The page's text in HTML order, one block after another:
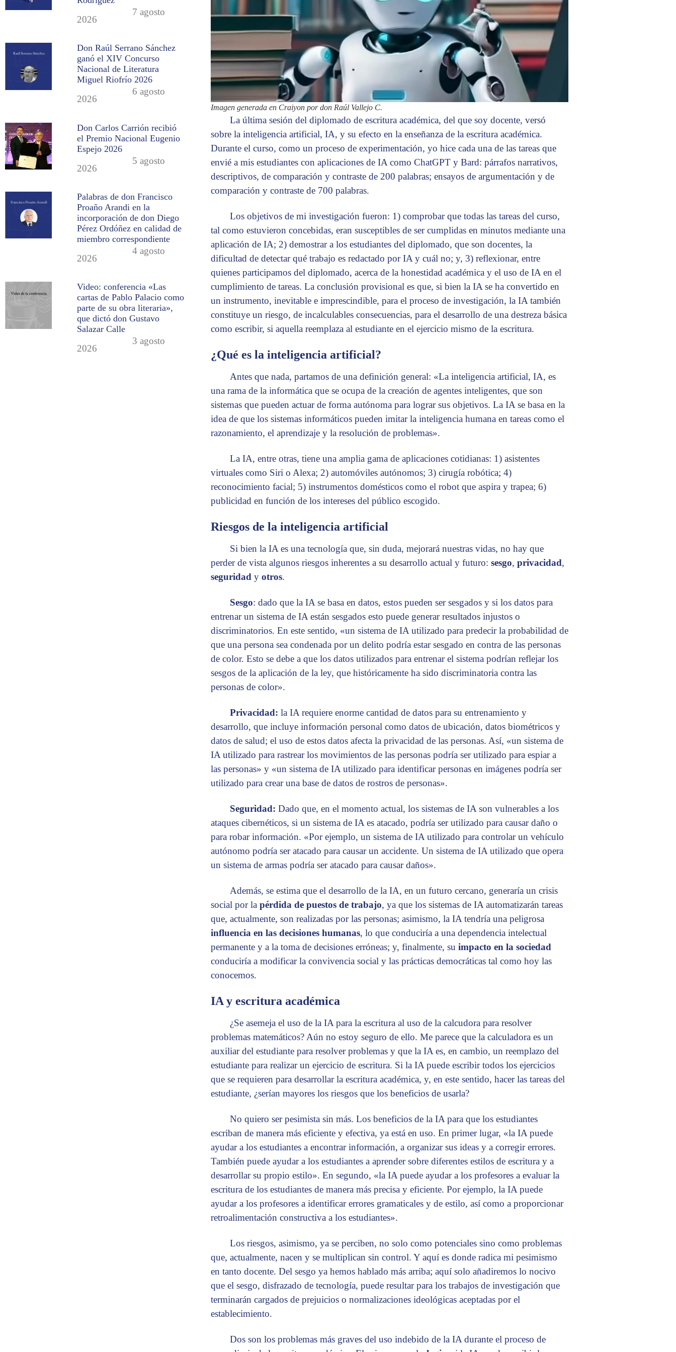
7 agosto
2026
Don Raúl Serrano Sánchez
ganó el XIV Concurso
Nacional de Literatura
Miguel Riofrío 2026
6 agosto
2026
Don Carlos Carrión recibió
el Premio Nacional Eugenio
Espejo 2026
5 agosto
2026
Palabras de don Francisco
Proaño Arandi en la
incorporación de don Diego
Pérez Ordóñez en calidad de
miembro correspondiente
4 agosto
2026
Video: conferencia «Las
cartas de Pablo Palacio como
parte de su obra literaria»,
que dictó don Gustavo
Salazar Calle
3 agosto
2026
Imagen generada en Craiyon por don Raúl Vallejo C.
La última sesión del diplomado de escritura académica, del que soy docente, versó
sobre la inteligencia artificial, IA, y su efecto en la enseñanza de la escritura académica.
Durante el curso, como un proceso de experimentación, yo hice cada una de las tareas que
envié a mis estudiantes con aplicaciones de IA como ChatGPT y Bard: párrafos narrativos,
descriptivos, de comparación y contraste de 200 palabras; ensayos de argumentación y de
comparación y contraste de 700 palabras.
Los objetivos de mi investigación fueron: 1) comprobar que todas las tareas del curso,
tal como estuvieron concebidas, eran susceptibles de ser cumplidas en minutos mediante una
aplicación de IA; 2) demostrar a los estudiantes del diplomado, que son docentes, la
dificultad de detectar qué trabajo es redactado por IA y cuál no; y, 3) reflexionar, entre
quienes participamos del diplomado, acerca de la honestidad académica y el uso de IA en el
cumplimiento de tareas. La conclusión provisional es que, si bien la IA se ha convertido en
un instrumento, inevitable e imprescindible, para el proceso de investigación, la IA también
constituye un riesgo, de incalculables consecuencias, para el desarrollo de una destreza básica
como escribir, si aquella reemplaza al estudiante en el ejercicio mismo de la escritura.
¿Qué es la inteligencia artificial?
Antes que nada, partamos de una definición general: «La inteligencia artificial, IA, es
una rama de la informática que se ocupa de la creación de agentes inteligentes, que son
sistemas que pueden actuar de forma autónoma para lograr sus objetivos. La IA se basa en la
idea de que los sistemas informáticos pueden imitar la inteligencia humana en tareas como el
razonamiento, el aprendizaje y la resolución de problemas».
La IA, entre otras, tiene una amplia gama de aplicaciones cotidianas: 1) asistentes
virtuales como Siri o Alexa; 2) automóviles autónomos; 3) cirugía robótica; 4)
reconocimiento facial; 5) instrumentos domésticos como el robot que aspira y trapea; 6)
publicidad en función de los intereses del público escogido.
Riesgos de la inteligencia artificial
Si bien la IA es una tecnología que, sin duda, mejorará nuestras vidas, no hay que
perder de vista algunos riesgos inherentes a su desarrollo actual y futuro: sesgo, privacidad,
seguridad y otros.
Sesgo: dado que la IA se basa en datos, estos pueden ser sesgados y si los datos para
entrenar un sistema de IA están sesgados esto puede generar resultados injustos o
discriminatorios. En este sentido, «un sistema de IA utilizado para predecir la probabilidad de
que una persona sea condenada por un delito podría estar sesgado en contra de las personas
de color. Esto se debe a que los datos utilizados para entrenar el sistema podrían reflejar los
sesgos de la aplicación de la ley, que históricamente ha sido discriminatoria contra las
personas de color».
Privacidad:la IA requiere enorme cantidad de datos para su entrenamiento y
desarrollo, que incluye información personal como datos de ubicación, datos biométricos y
datos de salud; el uso de estos datos afecta la privacidad de las personas. Así, «un sistema de
IA utilizado para rastrear los movimientos de las personas podría ser utilizado para espiar a
las personas» y «un sistema de IA utilizado para identificar personas en imágenes podría ser
utilizado para crear una base de datos de rostros de personas».
Seguridad: Dado que, en el momento actual, los sistemas de IA son vulnerables a los
ataques cibernéticos, si un sistema de IA es atacado, podría ser utilizado para causar daño o
para robar información. «Por ejemplo, un sistema de IA utilizado para controlar un vehículo
autónomo podría ser atacado para causar un accidente. Un sistema de IA utilizado que opera
un sistema de armas podría ser atacado para causar daños».
Además, se estima que el desarrollo de la IA, en un futuro cercano, generaría un crisis
social por la pérdida de puestos de trabajo, ya que los sistemas de IA automatizarán tareas
que, actualmente, son realizadas por las personas; asimismo, la IA tendría una peligrosa
influencia en las decisiones humanas, lo que conduciría a una dependencia intelectual
permanente y a la toma de decisiones erróneas; y, finalmente, su impacto en la sociedad
conduciría a modificar la convivencia social y las prácticas democráticas tal como hoy las
conocemos.
IA y escritura académica
¿Se asemeja el uso de la IA para la escritura al uso de la calcudora para resolver
problemas matemáticos? Aún no estoy seguro de ello. Me parece que la calculadora es un
auxiliar del estudiante para resolver problemas y que la IA es, en cambio, un reemplazo del
estudiante para realizar un ejercicio de escritura. Si la IA puede escribir todos los ejercicios
que se requieren para desarrollar la escritura académica, y, en este sentido, hacer las tareas del
estudiante, ¿serían mayores los riesgos que los beneficios de usarla?
No quiero ser pesimista sin más. Los beneficios de la IA para que los estudiantes
escriban de manera más eficiente y efectiva, ya está en uso. En primer lugar, «la IA puede
ayudar a los estudiantes a encontrar información, a organizar sus ideas y a corregir errores.
También puede ayudar a los estudiantes a aprender sobre diferentes estilos de escritura y a
desarrollar su propio estilo». En segundo, «la IA puede ayudar a los profesores a evaluar la
escritura de los estudiantes de manera más precisa y eficiente. Por ejemplo, la IA puede
ayudar a los profesores a identificar errores gramaticales y de estilo, así como a proporcionar
retroalimentación constructiva a los estudiantes».
Los riesgos, asimismo, ya se perciben, no solo como potenciales sino como problemas
que, actualmente, nacen y se multiplican sin control. Y aquí es donde radica mi pesimismo
en tanto docente. Del sesgo ya hemos hablado más arriba; aquí solo añadiremos lo nocivo
que el sesgo, disfrazado de tecnología, puede resultar para los trabajos de investigación que
terminarán cargados de prejuicios o normalizaciones ideológicas aceptadas por el
establecimiento.
Dos son los problemas más graves del uso indebido de la IA durante el proceso de